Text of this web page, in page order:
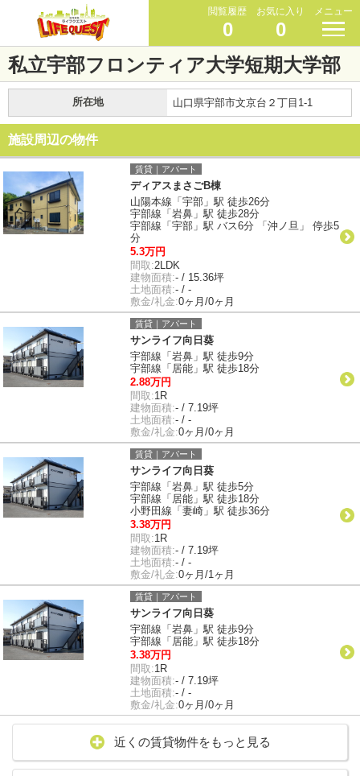
閲覧履歴
0
お気に入り
0
メニュー
私立宇部フロンティア大学短期大学部
所在地 山口県宇部市文京台２丁目1-1
施設周辺の物件
賃貸｜アパート
ディアスまさごB棟
山陽本線「宇部」駅 徒歩26分
宇部線「岩鼻」駅 徒歩28分
宇部線「宇部」駅 バス6分 「沖ノ旦」 停歩5
分
5.3万円
間取:2LDK
建物面積:- / 15.36坪
土地面積:- / -
敷金/礼金:0ヶ月/0ヶ月
賃貸｜アパート
サンライフ向日葵
宇部線「岩鼻」駅 徒歩9分
宇部線「居能」駅 徒歩18分
2.88万円
間取:1R
建物面積:- / 7.19坪
土地面積:- / -
敷金/礼金:0ヶ月/0ヶ月
賃貸｜アパート
サンライフ向日葵
宇部線「岩鼻」駅 徒歩5分
宇部線「居能」駅 徒歩18分
小野田線「妻崎」駅 徒歩36分
3.38万円
間取:1R
建物面積:- / 7.19坪
土地面積:- / -
敷金/礼金:0ヶ月/1ヶ月
賃貸｜アパート
サンライフ向日葵
宇部線「岩鼻」駅 徒歩9分
宇部線「居能」駅 徒歩18分
3.38万円
間取:1R
建物面積:- / 7.19坪
土地面積:- / -
敷金/礼金:0ヶ月/0ヶ月
近くの賃貸物件をもっと見る